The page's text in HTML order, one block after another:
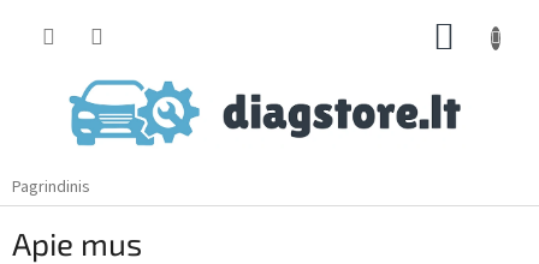
Pagrindinis
Apie mus